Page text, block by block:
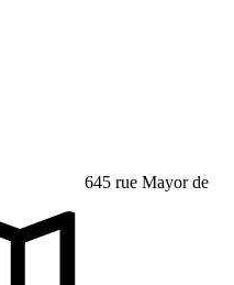
645 rue Mayor de